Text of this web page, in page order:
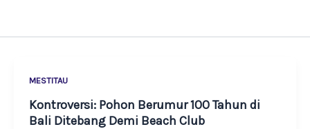
MESTITAU
Kontroversi: Pohon Berumur 100 Tahun di
Bali Ditebang Demi Beach Club